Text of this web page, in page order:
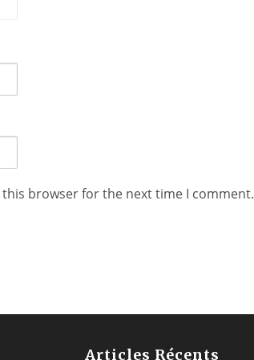
browser for the next time I comment.
Articles Récents